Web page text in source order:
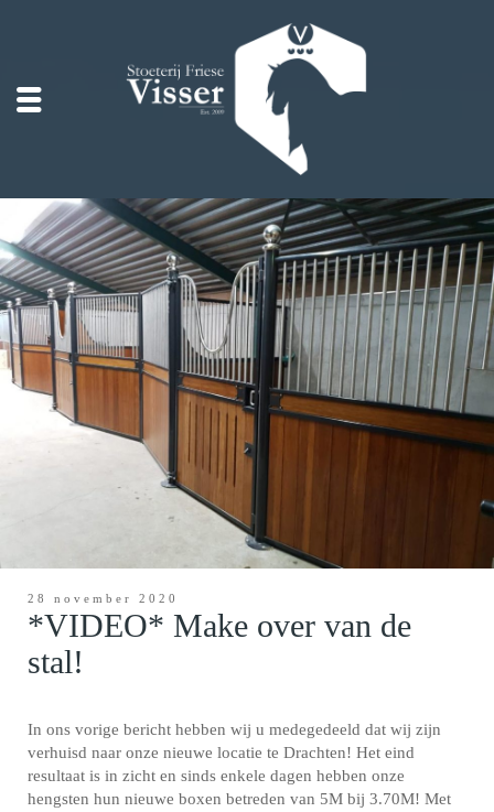
28 november 2020
*VIDEO* Make over van de
stal!
In ons vorige bericht hebben wij u medegedeeld dat wij zijn
verhuisd naar onze nieuwe locatie te Drachten! Het eind
resultaat is in zicht en sinds enkele dagen hebben onze
hengsten hun nieuwe boxen betreden van 5M bij 3.70M! Met